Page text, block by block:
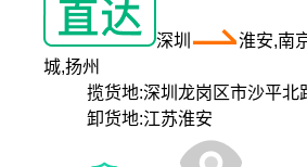
深圳
淮安,南
城,扬州
揽货地:深圳龙岗区市沙平北
卸货地:江苏淮安